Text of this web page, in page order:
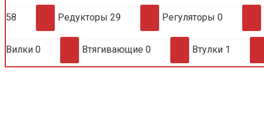
58 Редукторы 29 Регуляторы 0
Вилки 0 Втягивающие 0 Втулки 1